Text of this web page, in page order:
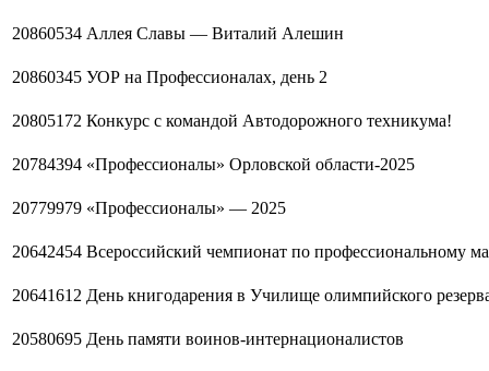
20860534 Аллея Славы — Виталий Алешин
20860345 УОР на Профессионалах, день 2
20805172 Конкурс с командой Автодорожного техникума!
20784394 «Профессионалы» Орловской области-2025
20779979 «Профессионалы» — 2025
20642454 Всероссийский чемпионат по профессиональному
20641612 День книгодарения в Училище олимпийского
20580695 День памяти воинов-интернационалистов